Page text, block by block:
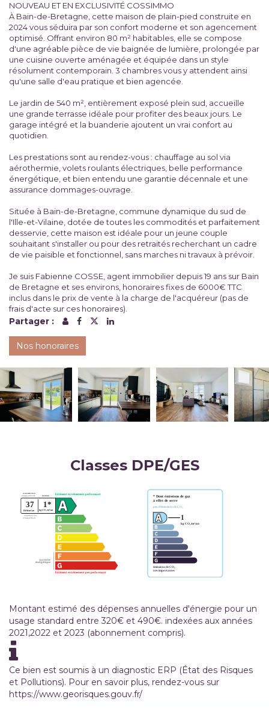
NOUVEAU ET EN EXCLUSIVITÉ COSSIMMO
À Bain-de-Bretagne, cette maison de plain-pied construite en
2024 vous séduira par son confort moderne et son agencement
optimisé. Offrant environ 80 m² habitables, elle se compose
d'une agréable pièce de vie baignée de lumière, prolongée par
une cuisine ouverte aménagée et équipée dans un style
résolument contemporain. 3 chambres vous y attendent ainsi
qu'une salle d'eau pratique et bien agencée.
Le jardin de 540 m², entièrement exposé plein sud, accueille
une grande terrasse idéale pour profiter des beaux jours. Le
garage intégré et la buanderie ajoutent un vrai confort au
quotidien.
Les prestations sont au rendez-vous : chauffage au sol via
aérothermie, volets roulants électriques, belle performance
énergétique, et bien entendu une garantie décennale et une
assurance dommages-ouvrage.
Située à Bain-de-Bretagne, commune dynamique du sud de
l'Ille-et-Vilaine, dotée de toutes les commodités et parfaitement
desservie, cette maison est idéale pour un jeune couple
souhaitant s'installer ou pour des retraités recherchant un cadre
de vie paisible et fonctionnel, sans marches ni travaux à prévoir.
Je suis Fabienne COSSE, agent immobilier depuis 19 ans sur Bain
de Bretagne et ses environs, honoraires fixes de 6000€ TTC
inclus dans le prix de vente à la charge de l'acquéreur (pas de
frais d'acte sur ces honoraires).
Partager :
Nos honoraires
Classes DPE/GES
Montant estimé des dépenses annuelles d'énergie pour un
usage standard entre 320€ et 490€. indexées aux années
2021,2022 et 2023 (abonnement compris).
Ce bien est soumis à un diagnostic ERP (État des Risques
et Pollutions). Pour en savoir plus, rendez-vous sur
https://www.georisques.gouv.fr/